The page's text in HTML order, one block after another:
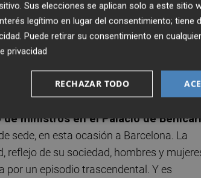
fue entonces cuando Valencia
ministros en el Palacio de
sede, en esta ocasión a Barcelona. La
de su sociedad, hombres y
por un episodio trascendental. Y es
Sus elecciones se aplican solo a este sitio
legítimo en lugar del consentimiento; tiene
. Puede retirar su consentimiento en
privacidad
RECHAZAR TODO